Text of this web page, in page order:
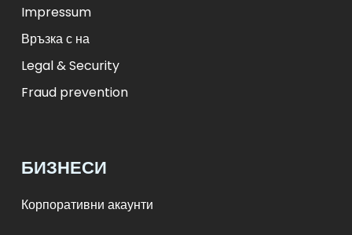
Impressum
Връзка с на
Legal & Security
Fraud prevention
БИЗНЕСИ
Корпоративни акаунти